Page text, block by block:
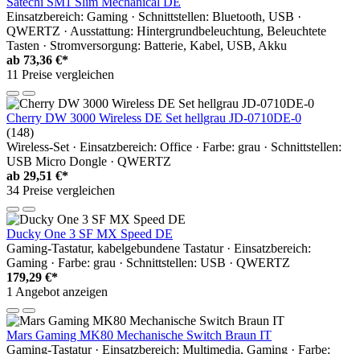
Einsatzbereich: Gaming · Schnittstellen: Bluetooth, USB ·
QWERTZ · Ausstattung: Hintergrundbeleuchtung, Beleuchtete
Tasten · Stromversorgung: Batterie, Kabel, USB, Akku
ab 73,36 €*
11 Preise vergleichen
Cherry DW 3000 Wireless DE Set hellgrau JD-0710DE-0
(148)
Wireless-Set · Einsatzbereich: Office · Farbe: grau · Schnittstellen:
USB Micro Dongle · QWERTZ
ab 29,51 €*
34 Preise vergleichen
Ducky One 3 SF MX Speed DE
Gaming-Tastatur, kabelgebundene Tastatur · Einsatzbereich:
Gaming · Farbe: grau · Schnittstellen: USB · QWERTZ
179,29 €*
1 Angebot anzeigen
Mars Gaming MK80 Mechanische Switch Braun IT
Gaming-Tastatur · Einsatzbereich: Multimedia, Gaming · Farbe: